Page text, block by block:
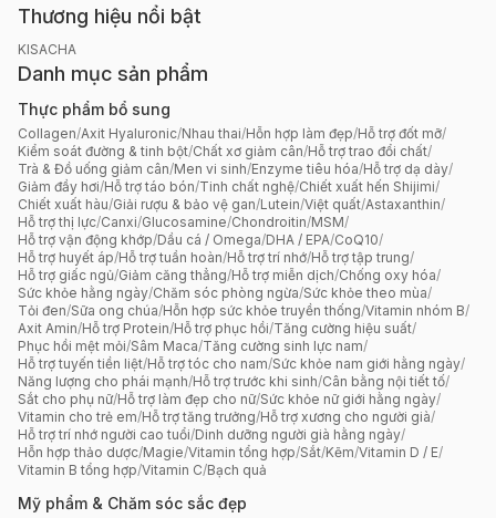
Thương hiệu nổi bật
KISACHA
Danh mục sản phẩm
Thực phẩm bổ sung
Collagen/Axit Hyaluronic/Nhau thai/Hỗn hợp làm đẹp/Hỗ trợ đốt mỡ/
Kiểm soát đường & tinh bột/Chất xơ giảm cân/Hỗ trợ trao đổi chất/
Trà & Đồ uống giảm cân/Men vi sinh/Enzyme tiêu hóa/Hỗ trợ dạ dày/
Giảm đầy hơi/Hỗ trợ táo bón/Tinh chất nghệ/Chiết xuất hến Shijimi/
Chiết xuất hàu/Giải rượu & bảo vệ gan/Lutein/Việt quất/Astaxanthin/
Hỗ trợ thị lực/Canxi/Glucosamine/Chondroitin/MSM/
Hỗ trợ vận động khớp/Dầu cá / Omega/DHA / EPA/CoQ10/
Hỗ trợ huyết áp/Hỗ trợ tuần hoàn/Hỗ trợ trí nhớ/Hỗ trợ tập trung/
Hỗ trợ giấc ngủ/Giảm căng thẳng/Hỗ trợ miễn dịch/Chống oxy hóa/
Sức khỏe hằng ngày/Chăm sóc phòng ngừa/Sức khỏe theo mùa/
Tỏi đen/Sữa ong chúa/Hỗn hợp sức khỏe truyền thống/Vitamin nhóm B/
Axit Amin/Hỗ trợ Protein/Hỗ trợ phục hồi/Tăng cường hiệu suất/
Phục hồi mệt mỏi/Sâm Maca/Tăng cường sinh lực nam/
Hỗ trợ tuyến tiền liệt/Hỗ trợ tóc cho nam/Sức khỏe nam giới hằng ngày/
Năng lượng cho phái mạnh/Hỗ trợ trước khi sinh/Cân bằng nội tiết tố/
Sắt cho phụ nữ/Hỗ trợ làm đẹp cho nữ/Sức khỏe nữ giới hằng ngày/
Vitamin cho trẻ em/Hỗ trợ tăng trưởng/Hỗ trợ xương cho người già/
Hỗ trợ trí nhớ người cao tuổi/Dinh dưỡng người già hằng ngày/
Hỗn hợp thảo dược/Magie/Vitamin tổng hợp/Sắt/Kẽm/Vitamin D / E/
Vitamin B tổng hợp/Vitamin C/Bạch quả
Mỹ phẩm & Chăm sóc sắc đẹp